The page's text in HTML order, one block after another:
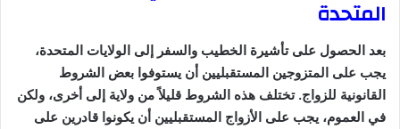
المتحدة
بعد الحصول على تأشيرة الخطيب والسفر إلى الولايات المتحدة،
يجب على المتزوجين المستقبليين أن يستوفوا بعض الشروط
القانونية للزواج. تختلف هذه الشروط قليلاً من ولاية إلى أخرى، ولكن
في العموم، يجب على الأزواج المستقبليين أن يكونوا قادرين على